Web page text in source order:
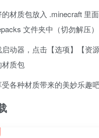
材质包放入 .minecraft 里
文件夹中（切勿解压）
动器，点击【选项】【资
质包
受各种材质带来的美妙乐趣